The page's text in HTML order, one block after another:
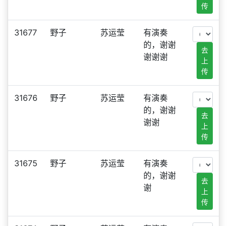
传
31677 野子 苏运莹
有演奏
的，谢谢
谢谢谢
去
上
传
31676 野子 苏运莹
有演奏
的，谢谢
谢谢
去
上
传
31675 野子 苏运莹
有演奏
的，谢谢
谢
去
上
传